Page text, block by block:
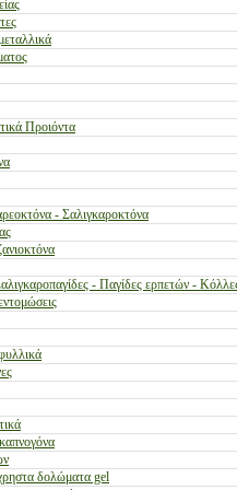
Προιόντα
- Σαλιγκαροκτόνα
- Παγίδες ερπετών -
δολώματα gel